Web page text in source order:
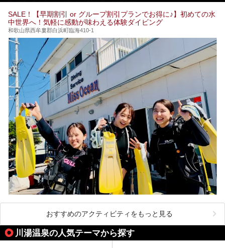
SALE！【早期割引 or グループ割引プランでお得に♪】初めての水
中世界へ！気軽に感動が味わえる体験ダイビング
和歌山県西牟婁郡白浜町臨海410-1
おすすめのアクティビティをもっと見る
川湯温泉の人気テーマから探す